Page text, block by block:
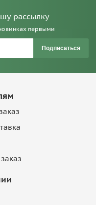
рассылку
первыми
Подписаться